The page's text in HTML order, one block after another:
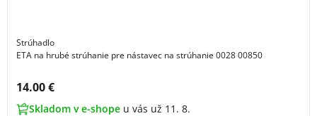
Strúhadlo
ETA na hrubé strúhanie pre nástavec na strúhanie 0028 00850
Cena s DPH:
14.00 €
Skladom v e-shope u vás už 11. 8.